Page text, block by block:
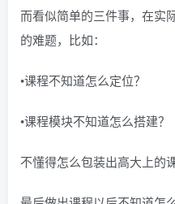
而看似简单的三件事，在实
的难题，比如：
•课程不知道怎么定位？
•课程模块不知道怎么搭建？
不懂得怎么包装出高大上的